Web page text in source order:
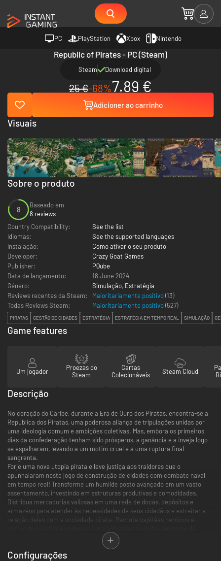
PC PlayStation Xbox Nintendo
Republic of Pirates - PC (Steam)
Steam Download digital
25 €-68%7.89 €
Adicioner ao carrinho
Sobre o produto
8
Baseado em
8 reviews
Country Compatibility:
See the list
Idiomas:
See the supported languages
Instalação:
Como ativar o seu produto
Developer:
Crazy Goat Games
Publisher:
PQube
Data de lançamento:
18 June 2024
Género:
Simulação, Estratégia
Reviews recentes da Steam:
Maioritariamente positivo(13)
Todas Reviews Steam:
Maioritariamente positivo(527)
PIRATAS GESTÃO DE CIDADES ESTRATÉGIA ESTRATÉGIA EM TEMPO REAL SIMULAÇÃO
Visuais
Game features
Um jogador
Proezas do
Steam
Cartas
Colecionáveis
Steam Cloud
Descrição
No coração do Caribe, durante a Era de Ouro dos Piratas, encontra-se a
República dos Piratas, uma poderosa aliança de tripulações unidas por
uma ideologia comum e ambições coletivas. Mas, embora os primeiros
dias da confederação tenham sido prósperos, a ganância e a inveja logo
se espalharam, levando a um motim cruel e a uma ruptura final
sangrenta.
Forje uma nova utopia pirata e leve justiça aos traidores que o
apunhalaram neste jogo de construção de cidades com combate naval
em tempo real! Transforme um humilde posto avançado em um vasto
assentamento, investindo em estruturas produtivas e comodidades.
Distribua mercadorias valiosas em uma rede de docas, depósitos e
armazéns para atender às necessidades de seus cidadãos e estreitar a
relação deles com a sociedade pirata. Recrute capitães heróicos e
conquista. Libere ilhas, derrote facções rivais e navegue por relações
diplomáticas complexas com as companhias mercantes nacionais mais
influentes da época.
Configurações